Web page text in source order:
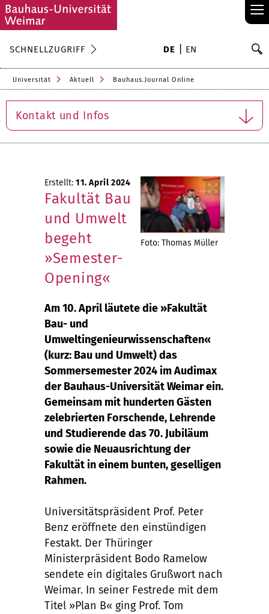
≡
SCHNELLZUGRIFF DE EN
Universität Aktuell Bauhaus.Journal Online
Kontakt und Infos
Foto: Thomas Müller
Erstellt: 11. April 2024
Fakultät Bau
und Umwelt
begeht
»Semester-
Opening«
Am 10. April läutete die »Fakultät
Bau- und
Umweltingenieurwissenschaften«
(kurz: Bau und Umwelt) das
Sommersemester 2024 im Audimax
der Bauhaus-Universität Weimar ein.
Gemeinsam mit hunderten Gästen
zelebrierten Forschende, Lehrende
und Studierende das 70. Jubiläum
sowie die Neuausrichtung der
Fakultät in einem bunten, geselligen
Rahmen.
Universitätspräsident Prof. Peter
Benz eröffnete den einstündigen
Festakt. Der Thüringer
Ministerpräsident Bodo Ramelow
sendete ein digitales Grußwort nach
Weimar. In seiner Festrede mit dem
Titel »Plan B« ging Prof. Tom